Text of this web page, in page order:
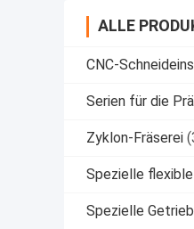
ALLE
CNC-
Serien für die
Zyklon-Fräserei
Spezielle
Spezielle